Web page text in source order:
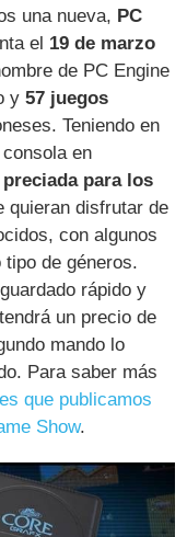
una nueva, PC
el 19 de marzo
de PC Engine
y57 juegos
Teniendo en
en
para los
quieran disfrutar de
con algunos
de géneros.
rápido y
un precio de
mando lo
Para saber más
que publicamos
Show.